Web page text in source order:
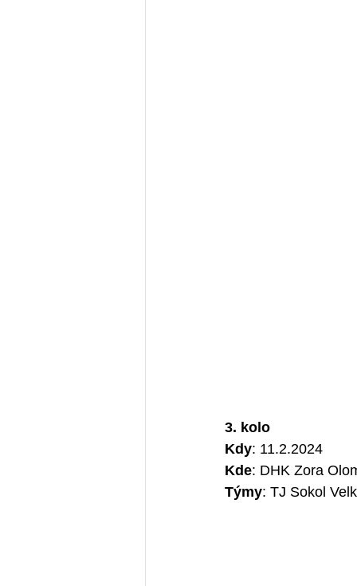
3. kolo
Kdy: 11.2.2024
Kde: DHK Zora
Týmy: TJ Sokol